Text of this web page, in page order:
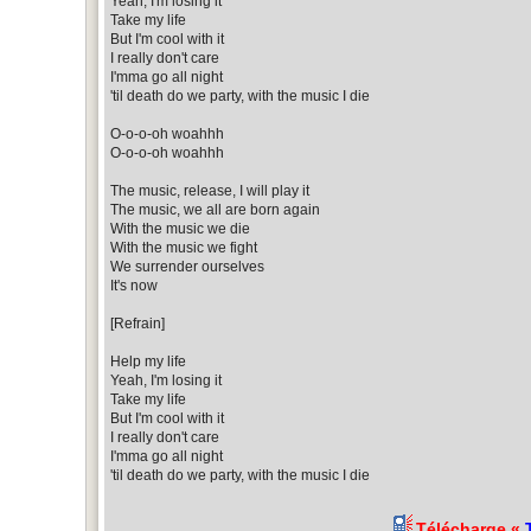
Take my life
But I'm cool with it
I really don't care
I'mma go all night
'til death do we party, with the music I die
O-o-o-oh woahhh
O-o-o-oh woahhh
The music, release, I will play it
The music, we all are born again
With the music we die
With the music we fight
We surrender ourselves
It's now
[Refrain]
Help my life
Yeah, I'm losing it
Take my life
But I'm cool with it
I really don't care
I'mma go all night
'til death do we party, with the music I die